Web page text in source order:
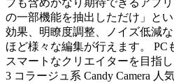
プも含めかなり期待できるアプ
の一部機能を抽出しただけ」と
効果、明瞭度調整、ノイズ低減
ほど様々な編集が行えます。 PC
スマートなクリエイターを目指
3 コラージュ系 Candy Camera 人